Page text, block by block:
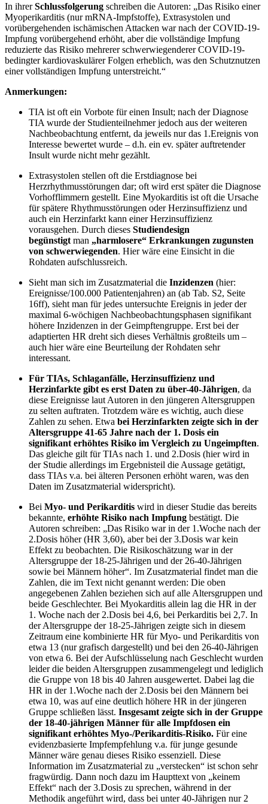
In ihrerSchlussfolgerung schreiben die Autoren: „Das Risiko einer
Myoperikarditis (nur mRNA-Impfstoffe), Extrasystolen und
vorübergehenden ischämischen Attacken war nach der COVID-19-
Impfung vorübergehend erhöht, aber die vollständige Impfung
reduzierte das Risiko mehrerer schwerwiegenderer COVID-19-
bedingter kardiovaskulärer Folgen erheblich, was den Schutznutzen
einer vollständigen Impfung unterstreicht.“
Anmerkungen:
TIA ist oft ein Vorbote für einen Insult; nach der Diagnose
TIA wurde der Studienteilnehmer jedoch aus der weiteren
Nachbeobachtung entfernt, da jeweils nur das 1.Ereignis von
Interesse bewertet wurde – d.h. ein ev. später auftretender
Insult wurde nicht mehr gezählt.
Extrasystolen stellen oft die Erstdiagnose bei
Herzrhythmusstörungen dar; oft wird erst später die Diagnose
Vorhofflimmern gestellt. Eine Myokarditis ist oft die Ursache
für spätere Rhythmusstörungen oder Herzinsuffizienz und
auch ein Herzinfarkt kann einer Herzinsuffizienz
vorausgehen. Durch dieses Studiendesign
begünstigt man „harmlosere“ Erkrankungen zugunsten
von schwerwiegenden. Hier wäre eine Einsicht in die
Rohdaten aufschlussreich.
Sieht man sich im Zusatzmaterial die Inzidenzen (hier:
Ereignisse/100.000 Patientenjahren) an (ab Tab. S2, Seite
16ff), sieht man für jedes untersuchte Ereignis in jeder der
maximal 6-wöchigen Nachbeobachtungsphasen signifikant
höhere Inzidenzen in der Geimpftengruppe. Erst bei der
adaptierten HR dreht sich dieses Verhältnis großteils um –
auch hier wäre eine Beurteilung der Rohdaten sehr
interessant.
Für TIAs, Schlaganfälle, Herzinsuffizienz und
Herzinfarkte gibt es erst Daten zu über-40-Jährigen, da
diese Ereignisse laut Autoren in den jüngeren Altersgruppen
zu selten auftraten. Trotzdem wäre es wichtig, auch diese
Zahlen zu sehen. Etwa bei Herzinfarkten zeigte sich in der
Altersgruppe 41-65 Jahre nach der 1. Dosis ein
signifikant erhöhtes Risiko im Vergleich zu Ungeimpften.
Das gleiche gilt für TIAs nach 1. und 2.Dosis (hier wird in
der Studie allerdings im Ergebnisteil die Aussage getätigt,
dass TIAs v.a. bei älteren Personen erhöht waren, was den
Daten im Zusatzmaterial widerspricht).
Bei Myo- und Perikarditis wird in dieser Studie das bereits
bekannte, erhöhte Risiko nach Impfung bestätigt. Die
Autoren schreiben: „Das Risiko war in der 1.Woche nach der
2.Dosis höher (HR 3,60), aber bei der 3.Dosis war kein
Effekt zu beobachten. Die Risikoschätzung war in der
Altersgruppe der 18-25-Jährigen und der 26-40-Jährigen
sowie bei Männern höher“. Im Zusatzmaterial findet man die
Zahlen, die im Text nicht genannt werden: Die oben
angegebenen Zahlen beziehen sich auf alle Altersgruppen und
beide Geschlechter. Bei Myokarditis allein lag die HR in der
1. Woche nach der 2.Dosis bei 4,6, bei Perkarditis bei 2,7. In
der Altersgruppe der 18-25-Jährigen zeigte sich in diesem
Zeitraum eine kombinierte HR für Myo- und Perikarditis von
etwa 13 (nur grafisch dargestellt) und bei den 26-40-Jährigen
von etwa 6. Bei der Aufschlüsselung nach Geschlecht wurden
leider die beiden Altersgruppen zusammengelegt und lediglich
die Gruppe von 18 bis 40 Jahren ausgewertet. Dabei lag die
HR in der 1.Woche nach der 2.Dosis bei den Männern bei
etwa 10, was auf eine deutlich höhere HR in der jüngeren
Gruppe schließen lässt. Insgesamt zeigte sich in der Gruppe
der 18-40-jährigen Männer für alle Impfdosen ein
signifikant erhöhtes Myo-/Perikarditis-Risiko. Für eine
evidenzbasierte Impfempfehlung v.a. für junge gesunde
Männer wäre genau dieses Risiko essenziell. Diese
Information im Zusatzmaterial zu „verstecken“ ist schon sehr
fragwürdig. Dann noch dazu im Haupttext von „keinem
Effekt“ nach der 3.Dosis zu sprechen, während in der
Methodik angeführt wird, dass bei unter 40-Jährigen nur 2